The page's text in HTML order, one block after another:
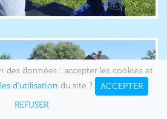
des données : accepter les cookies et
d'utilisationdu site ?
ACCEPTER
REFUSER